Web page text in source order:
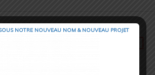
PAR JULIEN PICOT
NOTRE NOUVEAU NOM & NOUVEAU PROJET